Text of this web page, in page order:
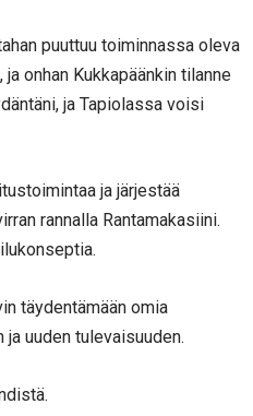
puuttuu toiminnassa oleva
onhan Kukkapäänkin tilanne
ja Tapiolassa voisi
ja järjestää
rannalla Rantamakasiini.
täydentämään omia
uuden tulevaisuuden.